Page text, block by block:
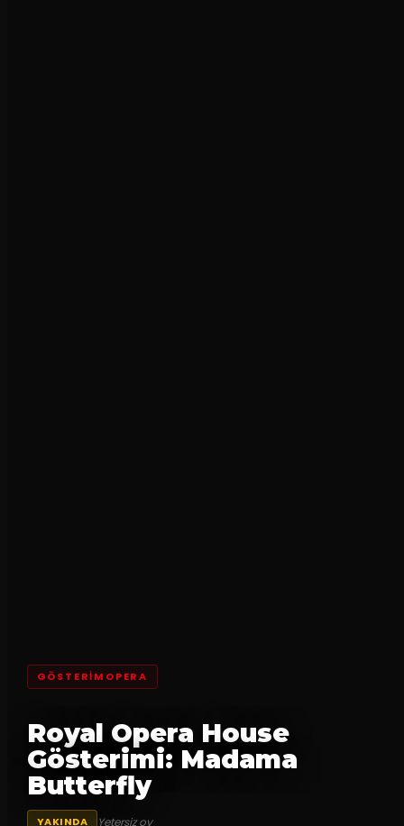
GÖSTERİMOPERA
Royal Opera House
Gösterimi: Madama
Butterfly
YAKINDA Yetersiz oy